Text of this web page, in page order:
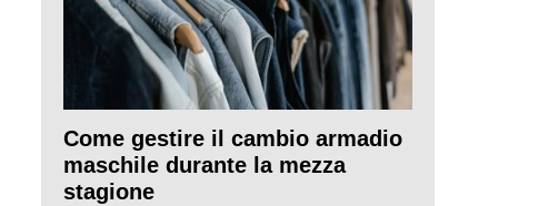
Come gestire il cambio armadio
maschile durante la mezza
stagione